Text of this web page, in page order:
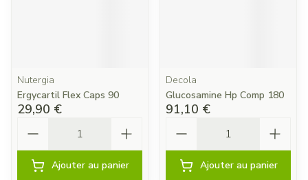
Nutergia
Ergycartil Flex Caps 90
29,90 €
Ajouter au panier
Decola
Glucosamine Hp Comp 180
91,10 €
Ajouter au panier